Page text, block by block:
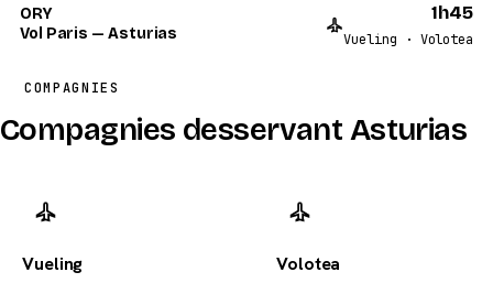
ORY
Vol Paris — Asturias
1h45
Vueling · Volotea
COMPAGNIES
Compagnies desservant Asturias
Vueling Volotea